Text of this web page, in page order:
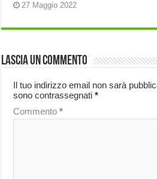
27 Maggio 2022
Lascia un commento
Il tuo indirizzo email non sarà
sono contrassegnati*
Commento*